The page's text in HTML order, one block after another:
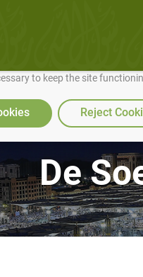
work well for you and so we
to keep the site
Reject
De